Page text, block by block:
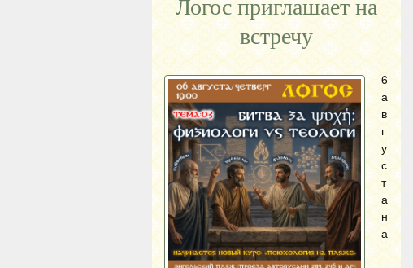
Логос приглашает на
встречу
6
а
в
г
у
с
т
а
н
а